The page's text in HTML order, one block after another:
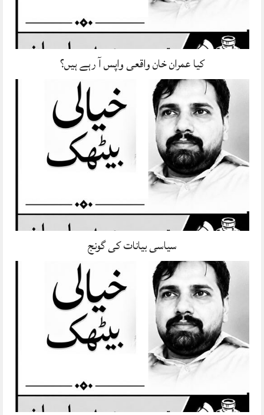
کیا عمران خان واقعی واپس آ رہے ہیں؟
سیاسی بیانات کی گونج